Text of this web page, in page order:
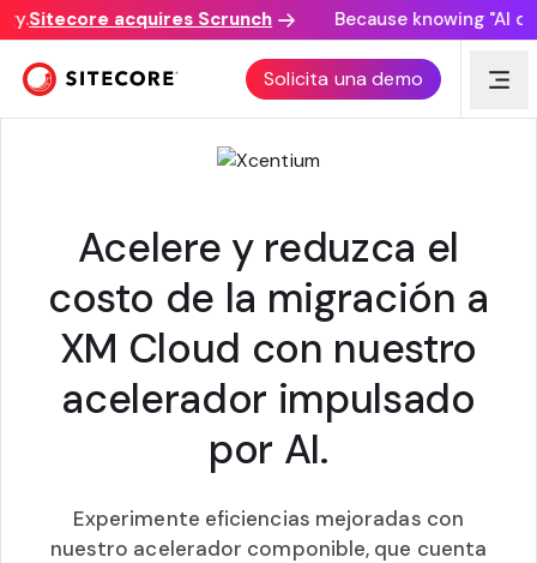
Sitecore acquires Scrunch Because knowing "AI
Solicita una demo
ACELERADOR DE MIGRACIÓN DE AI
Acelere y reduzca el
costo de la migración a
XM Cloud con nuestro
acelerador impulsado
por AI.
Experimente eficiencias mejoradas con
nuestro acelerador componible, que cuenta